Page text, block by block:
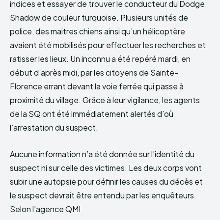
indices et essayer de trouver le conducteur du Dodge
Shadow de couleur turquoise. Plusieurs unités de
police, des maitres chiens ainsi qu’un hélicoptère
avaient été mobilisés pour effectuer les recherches et
ratisser les lieux. Un inconnu a été repéré mardi, en
début d’après midi, par les citoyens de Sainte-
Florence errant devant la voie ferrée qui passe à
proximité du village. Grâce à leur vigilance, les agents
de la SQ ont été immédiatement alertés d’où
l’arrestation du suspect.
Aucune information n’a été donnée sur l’identité du
suspect ni sur celle des victimes. Les deux corps vont
subir une autopsie pour définir les causes du décès et
le suspect devrait être entendu par les enquêteurs.
Selon l’agence QMI